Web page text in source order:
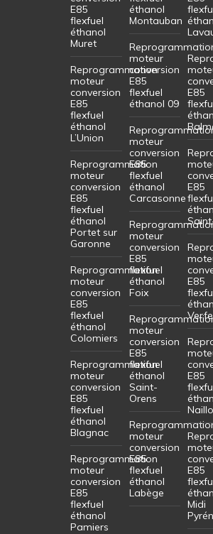
E85
flexfuel
éthanol
Muret
Reprogrammation
moteur
conversion
E85
flexfuel
éthanol
L’Union
Reprogrammation
moteur
conversion
E85
flexfuel
éthanol
Portet sur
Garonne
Reprogrammation
moteur
conversion
E85
flexfuel
éthanol
Colomiers
Reprogrammation
moteur
conversion
E85
flexfuel
éthanol
Blagnac
Reprogrammation
moteur
conversion
E85
flexfuel
éthanol
Pamiers
éthanol
Montauban
moteur
conversion
E85
flexfuel
éthanol 09
moteur
conversion
E85
flexfuel
éthanol
Carcasonne
moteur
conversion
E85
flexfuel
éthanol
Foix
moteur
conversion
E85
flexfuel
éthanol
Saint-
Orens
moteur
conversion
E85
flexfuel
éthanol
Labège
E85
E85
E85
E85
E85
Midi